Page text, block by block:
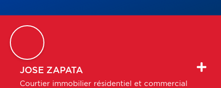
JOSE ZAPATA
Courtier immobilier résidentiel et commercial